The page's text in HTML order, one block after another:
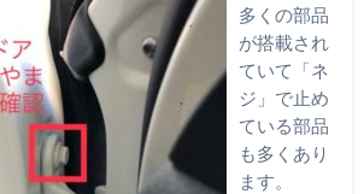
多くの部品
が搭載され
ていて「ネ
ジ」で止め
ている部品
も多くあり
ます。